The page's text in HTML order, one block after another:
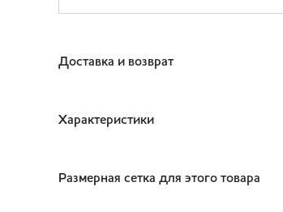
Доставка и возврат
Характеристики
Размерная сетка для этого товара